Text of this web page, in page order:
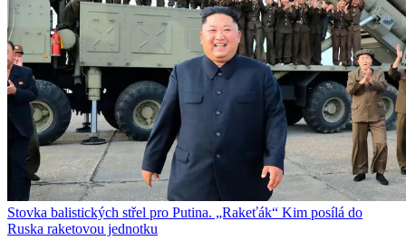
Stovka balistických střel pro Putina. „Rakeťák“ Kim posílá do
Ruska raketovou jednotku